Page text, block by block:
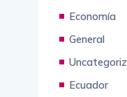
Economía
General
Ecuador